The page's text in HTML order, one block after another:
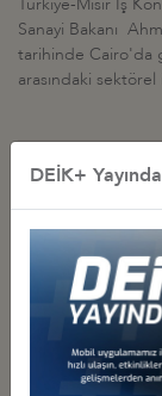
Sanayi Bakanı
tarihinde Cairo'da
arasındaki sektörel
İş Konseyi
TÜRKİYE-MISIR
04 Şubat 2026
MISIRLI İŞ
01 Kasım 2023
DEİK+